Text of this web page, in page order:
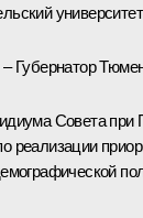
Губернатор
Совета при
реализации